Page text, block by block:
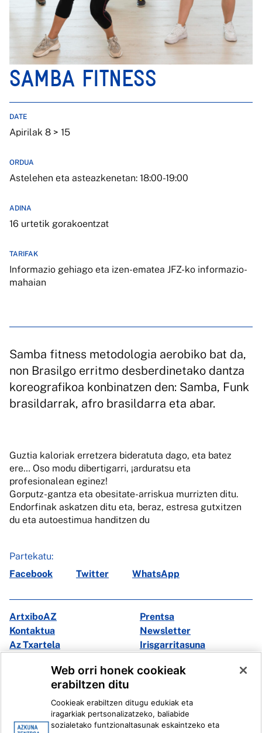
SAMBA FITNESS
DATE
Apirilak 8 > 15
ORDUA
Astelehen eta asteazkenetan: 18:00-19:00
ADINA
16 urtetik gorakoentzat
TARIFAK
Informazio gehiago eta izen-ematea JFZ-ko informazio-
mahaian
Samba fitness metodologia aerobiko bat da,
non Brasilgo erritmo desberdinetako dantza
koreografikoa konbinatzen den: Samba, Funk
brasildarrak, afro brasildarra eta abar.
Guztia kaloriak erretzera bideratuta dago, eta batez
ere… Oso modu dibertigarri, ¡arduratsu eta
profesionalean eginez!
Gorputz-gantza eta obesitate-arriskua murrizten ditu.
Endorfinak askatzen ditu eta, beraz, estresa gutxitzen
du eta autoestimua handitzen du
Partekatu:
Facebook
Twitter WhatsApp
ArtxiboAZ
Prentsa
Kontaktua
Newsletter
Az Txartela
Irisgarritasuna
Instagram
Youtube
Linkedin
Ivoox
Web orri honek cookieak
erabiltzen ditu
Cookieak erabiltzen ditugu edukiak eta
iragarkiak pertsonalizatzeko, baliabide
sozialetako funtzionaltasunak eskaintzeko eta